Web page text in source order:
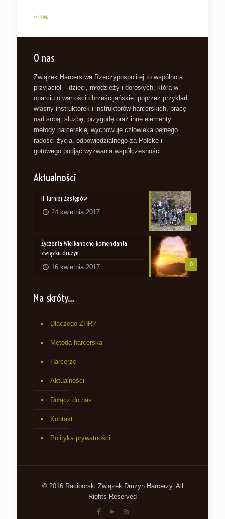
« kw.
O nas
Związek Harcerstwa Rzeczypospolitej to wspólnota
przyjaciół – dzieci, młodzieży i dorosłych, która w
oparciu o wartości chrześcijańskie, poprzez przykład
własny instruktorek i instruktorów harcerskich, pracę
nad sobą, służbę, przygodę oraz inne elementy
metody harcerskiej wychowuje człowieka pełnego
radości życia, odpowiedzialnego za Polskę i
gotowego podjąć wyzwania współczesności.
Aktualności
0
II Turniej Zastępów
24 kwietnia 2017
0
Życzenia Wielkanocne komendanta
związku drużyn
16 kwietnia 2017
Na skróty…
Dlaczego ZHR?
Metoda harcerska
Harcerze
Aktualności
Dołącz do nas
Kontakt
Polityka prywatności
© 2016 Raciborski Związek Drużyn Harcerzy. All
Rights Reserved